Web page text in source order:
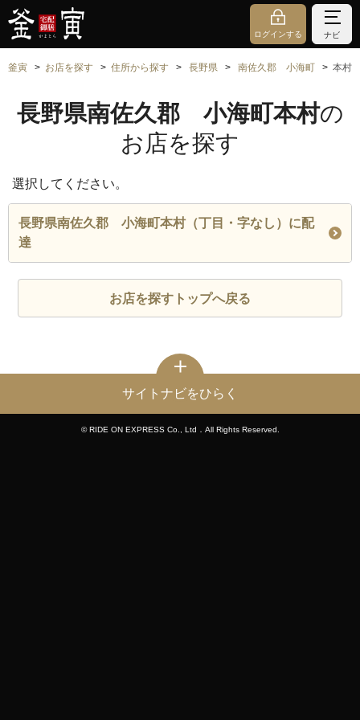
ログインする ナビ
釜寅 お店を探す 住所から探す 長野県 南佐久郡 小海町 本村
長野県南佐久郡 小海町本村の
お店を探す
選択してください。
長野県南佐久郡 小海町本村（丁目・字なし）に配
達
お店を探すトップへ戻る
サイトナビをひらく
© RIDE ON EXPRESS Co., Ltd．All Rights Reserved.